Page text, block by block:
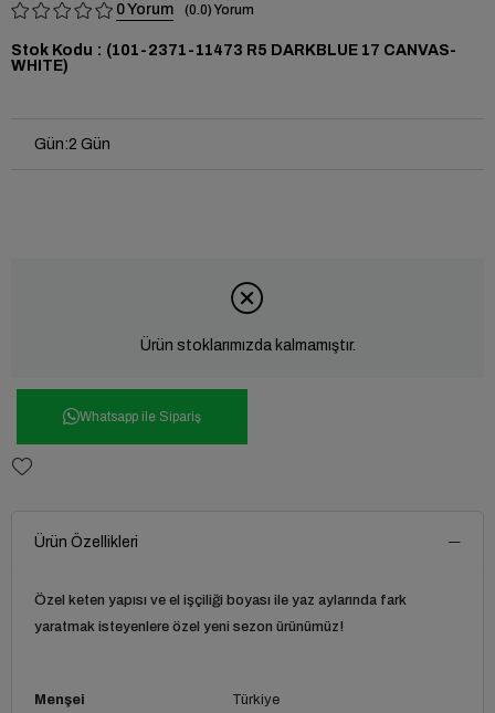
0 0.0
Stok Kodu
(101-2371-11473 R5 DARKBLUE 17 CANVAS-
WHITE)
Gün:2 Gün
Ürün stoklarımızda kalmamıştır.
Whatsapp ile Sipariş
Ürün Özellikleri
Özel keten yapısı ve el işçiliği boyası ile yaz aylarında fark
yaratmak isteyenlere özel yeni sezon ürünümüz!
Menşei Türkiye